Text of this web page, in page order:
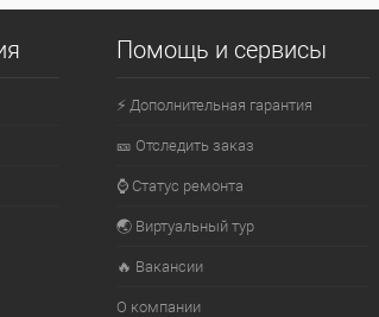
В избранное
В наличии
Помощь и сервисы
⚡ Дополнительная гарантия
🎫 Отследить заказ
⌚ Статус ремонта
🌏 Виртуальный тур
🔥 Вакансии
О компании